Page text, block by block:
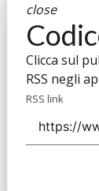
close
Clicca sul
RSS negli
RSS link